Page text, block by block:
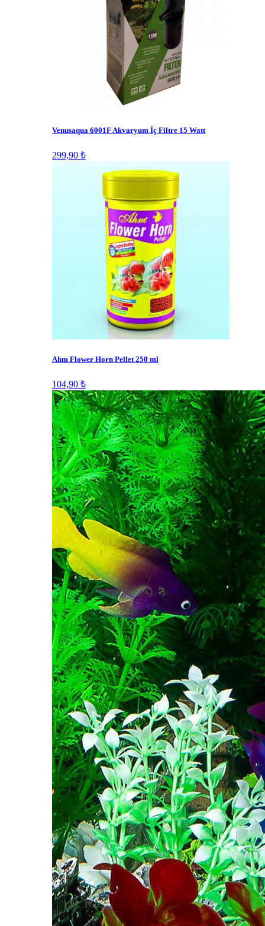
Venusaqua 6001F Akvaryum İç Filtre 15 Watt
299,90 ₺
Ahm Flower Horn Pellet 250 ml
104,90 ₺